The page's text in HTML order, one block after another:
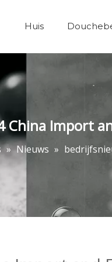
Huis
China Import
» Nieuws »